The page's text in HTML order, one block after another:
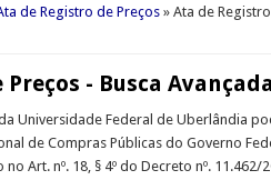
Canais
de Registro de Preços» Ata de
- Busca
Universidade Federal de Uberlândia
de Compras Públicas do Governo
Art. nº. 18, § 4º do Decreto nº. 11.462/